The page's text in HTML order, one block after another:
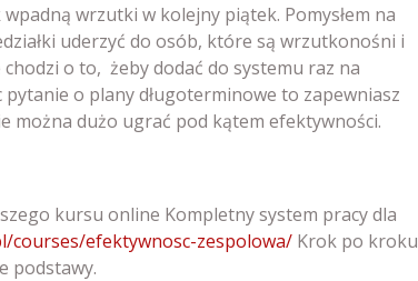
wrzutki w kolejny piątek. Pomysłem na
uderzyć do osób, które są wrzutkonośni i
o to, żeby dodać do systemu raz na
o plany długoterminowe to zapewniasz
można dużo ugrać pod kątem efektywności.
kursu online Kompletny system pracy dla
courses/efektywnosc-zespolowa/ Krok po kroku
podstawy.